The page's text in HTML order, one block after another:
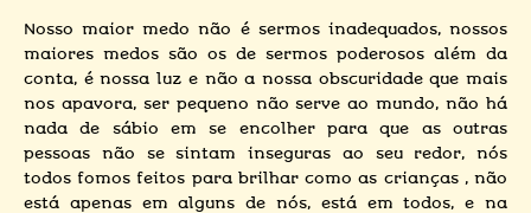
Nosso maior medo não é sermos inadequados, nossos
maiores medos são os de sermos poderosos além da
conta, é nossa luz e não a nossa obscuridade que mais
nos apavora, ser pequeno não serve ao mundo, não há
nada de sábio em se encolher para que as outras
pessoas não se sintam inseguras ao seu redor, nós
todos fomos feitos para brilhar como as crianças , não
está apenas em alguns de nós, está em todos, e na